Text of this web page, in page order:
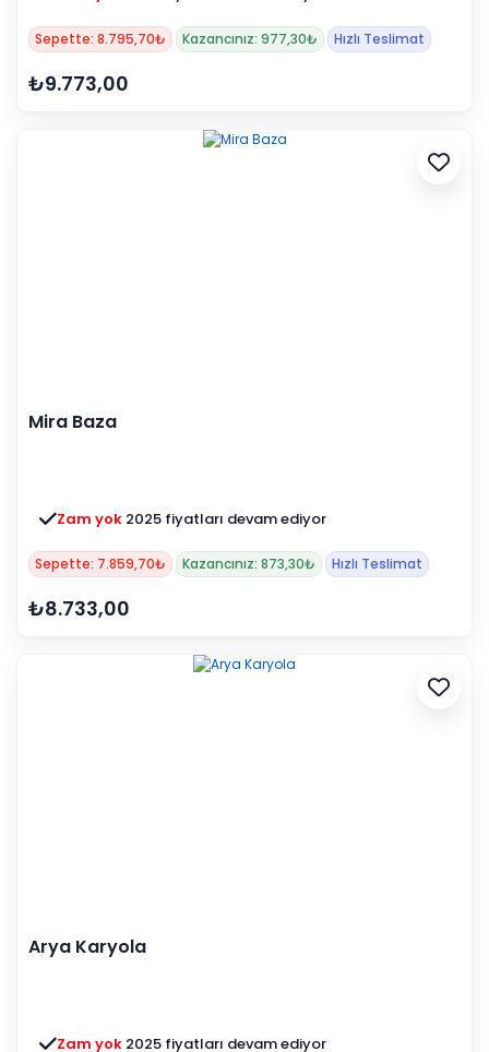
Sepette: 8.795,70₺ Kazancınız: 977,30₺ Hızlı Teslimat
₺9.773,00
Mira Baza
Zam yok 2025 fiyatları devam ediyor
Sepette: 7.859,70₺ Kazancınız: 873,30₺ Hızlı Teslimat
₺8.733,00
Arya Karyola
Zam yok 2025 fiyatları devam ediyor